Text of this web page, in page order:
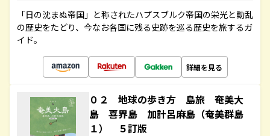
「日の沈まぬ帝国」と称されたハプスブルク帝国の栄光と動乱
の歴史をたどり、今なお各国に残る史跡を巡る歴史を旅するガ
イド。
詳細を見る
０２ 地球の歩き方 島旅 奄美大
島 喜界島 加計呂麻島（奄美群島
１） ５訂版